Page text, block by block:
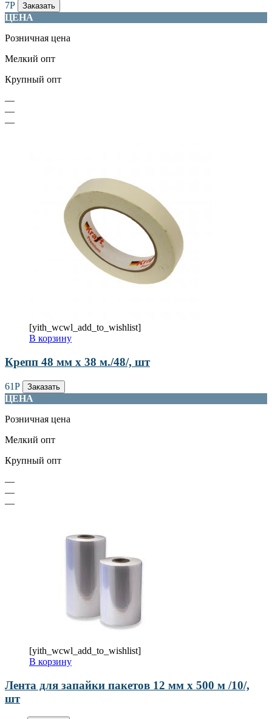
7Р Заказать
ЦЕНА
Розничная цена
Мелкий опт
Крупный опт
—
—
—
[yith_wcwl_add_to_wishlist]
В корзину
Крепп 48 мм х 38 м./48/, шт
61Р Заказать
ЦЕНА
Розничная цена
Мелкий опт
Крупный опт
—
—
—
[yith_wcwl_add_to_wishlist]
В корзину
Лента для запайки пакетов 12 мм х 500 м /10/,
шт